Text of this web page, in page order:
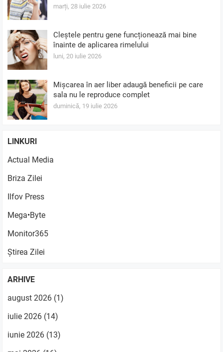
marți, 28 iulie 2026
Cleștele pentru gene funcționează mai bine
înainte de aplicarea rimelului
luni, 20 iulie 2026
Mișcarea în aer liber adaugă beneficii pe care
sala nu le reproduce complet
duminică, 19 iulie 2026
LINKURI
Actual Media
Briza Zilei
Ilfov Press
Mega•Byte
Monitor365
Știrea Zilei
ARHIVE
august 2026 (1)
iulie 2026 (14)
iunie 2026 (13)